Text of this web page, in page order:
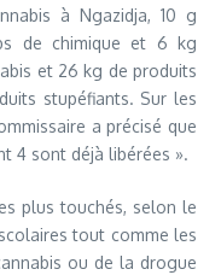
à Ngazidja, 10 g
de chimique et 6 kg
et 26 kg de produits
stupéfiants. Sur les
a précisé que
4 sont déjà libérées ».
plus touchés, selon le
tout comme les
ou de la drogue